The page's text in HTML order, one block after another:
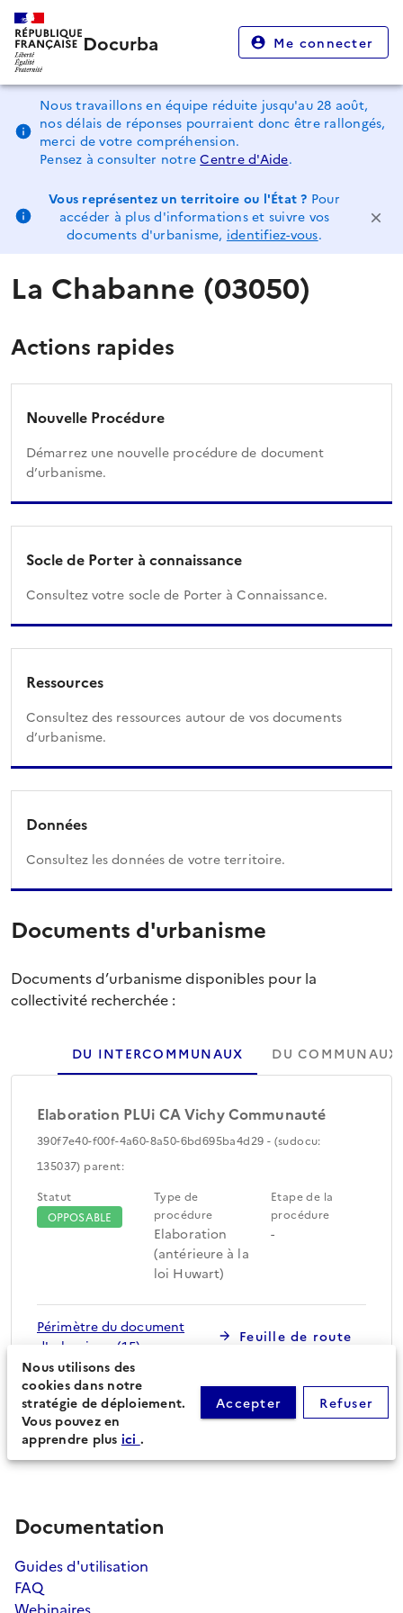
Docurba Me connecter
Nous travaillons en équipe réduite jusqu'au 28 août,
nos délais de réponses pourraient donc être rallongés,
merci de votre compréhension.
Pensez à consulter notreCentre d'Aide.
Vous représentez un territoire ou l'État ? Pour
accéder à plus d'informations et suivre vos
documents d'urbanisme, identifiez-vous.
La Chabanne (03050)
Actions rapides
Nouvelle Procédure
Démarrez une nouvelle procédure de document
d’urbanisme.
Socle de Porter à connaissance
Consultez votre socle de Porter à Connaissance.
Ressources
Consultez des ressources autour de vos documents
d’urbanisme.
Données
Consultez les données de votre territoire.
Documents d'urbanisme
Documents d’urbanisme disponibles pour la
collectivité recherchée :
DU INTERCOMMUNAUX DU COMMUNAUX
Elaboration PLUi CA Vichy Communauté
390f7e40-f00f-4a60-8a50-6bd695ba4d29 - (sudocu:
135037) parent:
Statut
OPPOSABLE
Type de
procédure
Elaboration
(antérieure à la
loi Huwart)
Etape de la
procédure
-
Périmètre du document
d'urbanisme (15)
Feuille de route
Procédures secondaires
Documentation
Guides d'utilisation
FAQ
Webinaires
Nous utilisons des
cookies dans notre
stratégie de déploiement.
Vous pouvez en
apprendre plus ici .
Accepter Refuser